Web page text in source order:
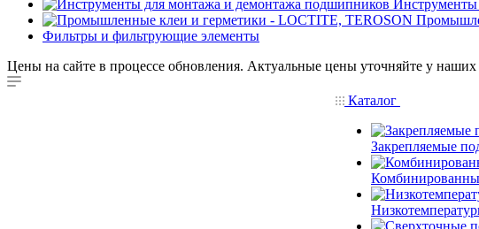
Фильтры и фильтрующие элементы
Цены на сайте в процессе обновления. Актуальные цены уточняйте у
Каталог
Закрепляемые